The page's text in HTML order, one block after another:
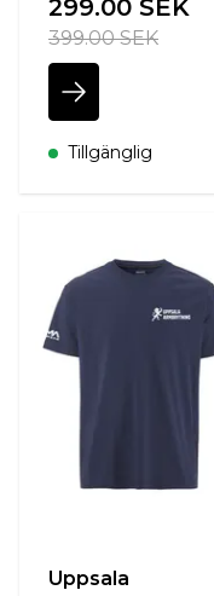
299.00 SEK
399.00 SEK
Tillgänglig
Uppsala